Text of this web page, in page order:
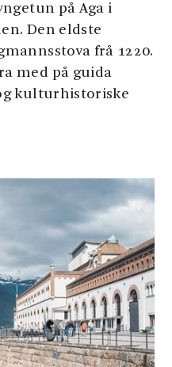
på Aga i
Den eldste
frå 1220.
med på guida
kulturhistoriske